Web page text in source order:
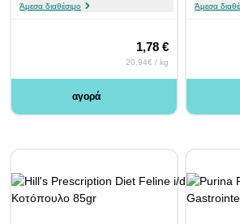
Άμεσα διαθέσιμο
1,78 €
20.94€ / kg
αγορά
Άμεσα